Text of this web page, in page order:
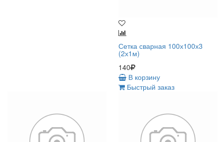
Сетка сварная 100х100х3
(2х1м)
140
В корзину
Быстрый заказ